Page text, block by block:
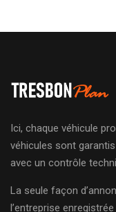
Ici, chaque véhicule
véhicules sont
avec un contrôle
La seule façon
l’entreprise